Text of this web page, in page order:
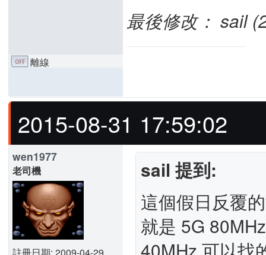
最後修改： sail
離線
2015-08-31 17:59:02
wen1977
老司機
sail 提到:
這個假日反覆
就是 5G
40MHz 可以找